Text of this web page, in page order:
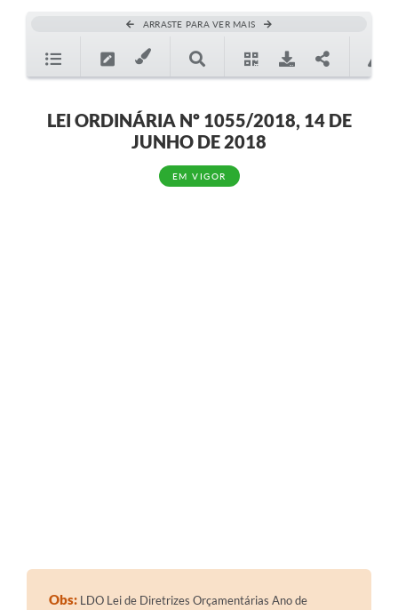
Galeria de Fotos
Cartas de Serviços
Perguntas e respostas frequentes
ARRASTE PARA VER MAIS
LEI ORDINÁRIA Nº 1055/2018, 14 DE
JUNHO DE 2018
EM VIGOR
Obs: LDO Lei de Diretrizes Orçamentárias Ano de